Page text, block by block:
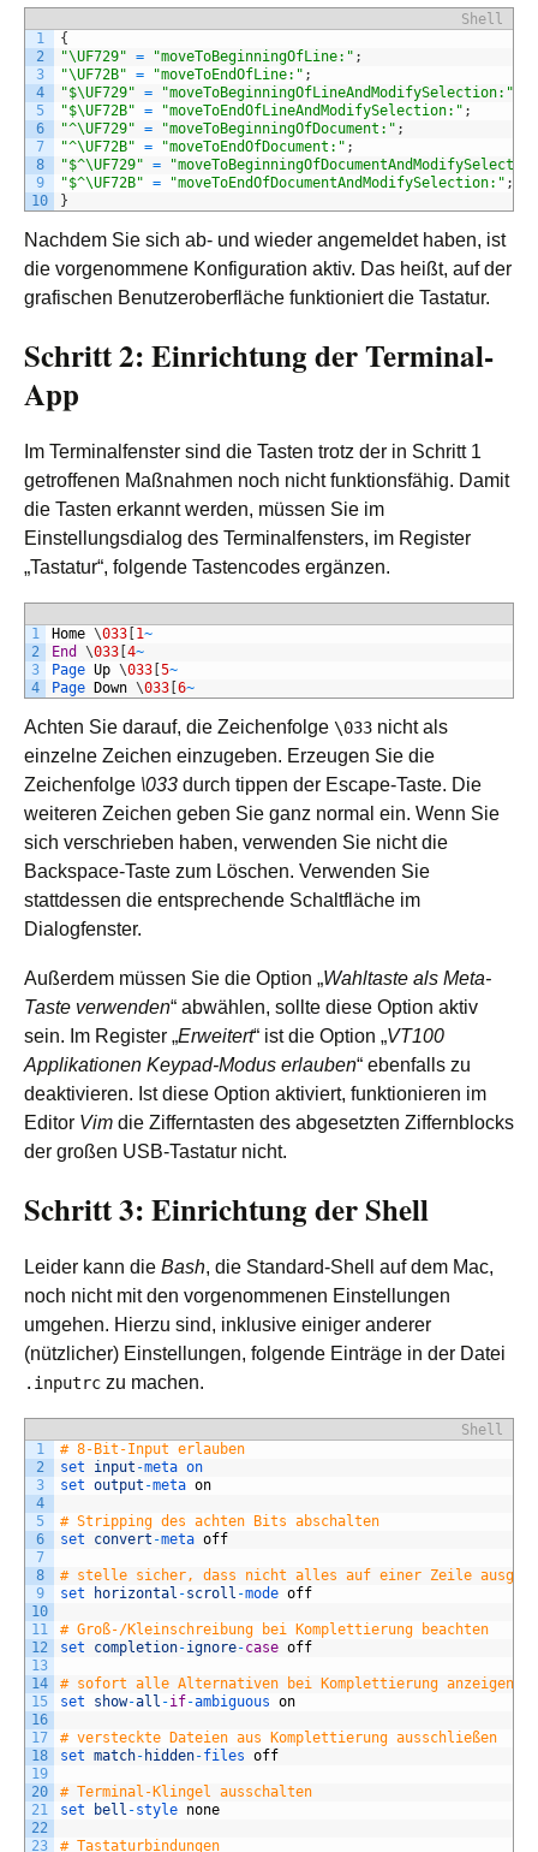
Shell
1
2
3
4
5
6
7
8
9
10
{
"\UF729" = "moveToBeginningOfLine:" ;
"\UF72B" = "moveToEndOfLine:" ;
"$\UF729" = "moveToBeginningOfLineAndModifySelection:"
"$\UF72B" = "moveToEndOfLineAndModifySelection:" ;
"^\UF729" = "moveToBeginningOfDocument:" ;
"^\UF72B" = "moveToEndOfDocument:" ;
"$^\UF729" =
"$^\UF72B" = "moveToEndOfDocumentAndModifySelection:" ;
}
Nachdem Sie sich ab- und wieder angemeldet haben, ist
die vorgenommene Konfiguration aktiv. Das heißt, auf der
grafischen Benutzeroberfläche funktioniert die Tastatur.
Schritt 2: Einrichtung der Terminal-
App
Im Terminalfenster sind die Tasten trotz der in Schritt 1
getroffenen Maßnahmen noch nicht funktionsfähig. Damit
die Tasten erkannt werden, müssen Sie im
Einstellungsdialog des Terminalfensters, im Register
„Tastatur“, folgende Tastencodes ergänzen.
1
2
3
4
Home \033 [1~
End
\033 [4~
Page Up \033 [5~
Page Down \033 [6~
Achten Sie darauf, die Zeichenfolge \033 nicht als
einzelne Zeichen einzugeben. Erzeugen Sie die
Zeichenfolge \033 durch tippen der Escape-Taste. Die
weiteren Zeichen geben Sie ganz normal ein. Wenn Sie
sich verschrieben haben, verwenden Sie nicht die
Backspace-Taste zum Löschen. Verwenden Sie
stattdessen die entsprechende Schaltfläche im
Dialogfenster.
Außerdem müssen Sie die Option „Wahltaste als Meta-
Taste verwenden“ abwählen, sollte diese Option aktiv
sein. Im Register „Erweitert“ ist die Option „VT100
Applikationen Keypad-Modus erlauben“ ebenfalls zu
deaktivieren. Ist diese Option aktiviert, funktionieren im
Editor Vim die Zifferntasten des abgesetzten Ziffernblocks
der großen USB-Tastatur nicht.
Schritt 3: Einrichtung der Shell
Leider kann die Bash, die Standard-Shell auf dem Mac,
noch nicht mit den vorgenommenen Einstellungen
umgehen. Hierzu sind, inklusive einiger anderer
(nützlicher) Einstellungen, folgende Einträge in der Datei
.inputrc zu machen.
Shell
1
2
3
4
5
6
7
8
9
10
11
12
13
14
15
16
17
18
19
20
21
22
23
# 8-Bit-Input erlauben
set input -meta on
set output -meta on
# Stripping des achten Bits abschalten
set convert -meta off
# stelle sicher, dass nicht alles auf einer Zeile
set
horizontal -scroll -mode off
# Groß-/Kleinschreibung bei Komplettierung beachten
set completion-ignore-case off
# sofort alle Alternativen bei Komplettierung anzeigen
set show-all -if-ambiguous on
# versteckte Dateien aus Komplettierung ausschließen
set match- hidden-files off
# Terminal-Klingel ausschalten
set
bell -style none
# Tastaturbindungen